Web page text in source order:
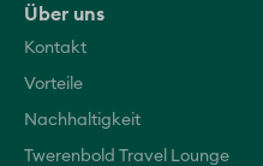
Über uns
Kontakt
Vorteile
Nachhaltigkeit
Twerenbold Travel Lounge